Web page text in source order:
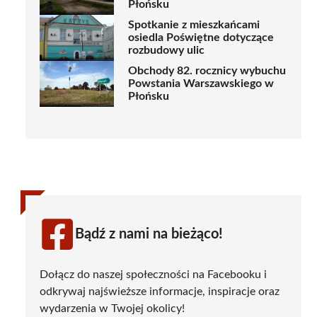
Płońsku
Spotkanie z mieszkańcami
osiedla Poświętne dotyczące
rozbudowy ulic
Obchody 82. rocznicy wybuchu
Powstania Warszawskiego w
Płońsku
Bądź z nami na bieżąco!
Dołącz do naszej społeczności na Facebooku i
odkrywaj najświeższe informacje, inspiracje oraz
wydarzenia w Twojej okolicy!